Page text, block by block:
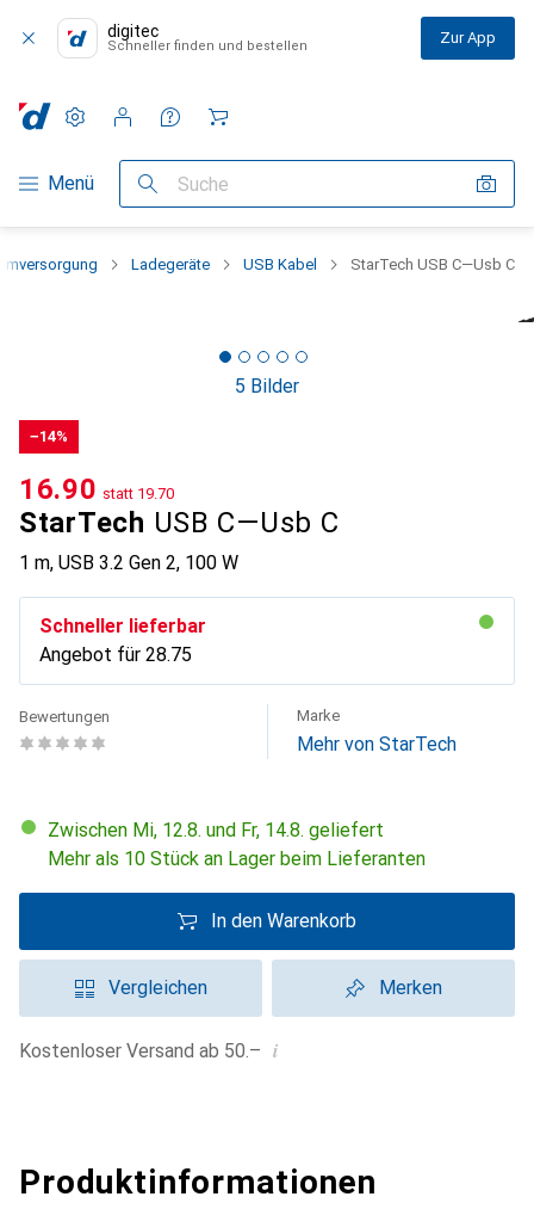
digitec
Schneller finden und bestellen Zur App
Navigation nach Kategorien
Menü Suche
Einstellungen
Kundenkonto
Vergleichslisten
Merklisten
Warenkorb
Ladegeräte USB Kabel StarTech USB C—Usb C
5 Bilder
−14%
StarTech USB C—Usb C
1 m, USB 3.2 Gen 2, 100 W
CHF
16.90 statt CHF
19.70
Schneller lieferbar
Angebot für CHF
28.75
Bewertungen Marke
Mehr von StarTech
Zwischen Mi, 12.8. und Fr, 14.8. geliefert
Mehr als 10 Stück an Lager beim Lieferanten
In den Warenkorb
Vergleichen Merken
Kostenloser Versand ab 50.– i
Produktinformationen